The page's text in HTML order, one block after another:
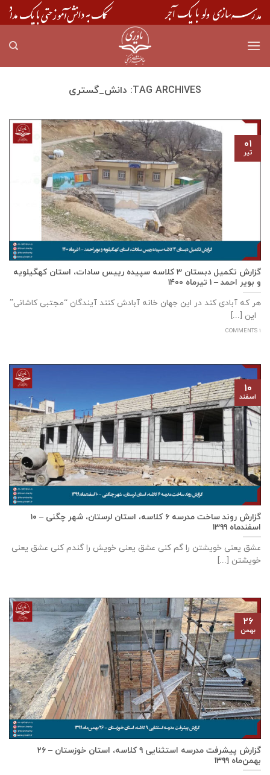
Skip
to
TAG ARCHIVES: دانش_گستری
گزارش تکمیل دبستان ۳ کلاسه سپيده رييس سادات، استان كهگيلويه
و بوير احمد – ۱ تیرماه ۱۴۰۰
هر که آبادی کند در این جهان خانه آبادش کنند آیندگان “مجتبی کاشانی”
این [...]
1 COMMENTS
۰۱
تیر
گزارش روند ساخت مدرسه ٦ كلاسه، استان لرستان، شهر چگنی – ۱۰
اسفندماه ۱۳۹۹
عشق يعنی خويشتن را گم كنی عشق يعنی خويش را گندم كنی عشق يعنی
خويشتن [...]
۱۰
اسفند
گزارش پيشرفت مدرسه استثنايی ٩ كلاسه، استان خوزستان – ۲۶
بهمن‌ماه ۱۳۹۹
۲۶
بهمن